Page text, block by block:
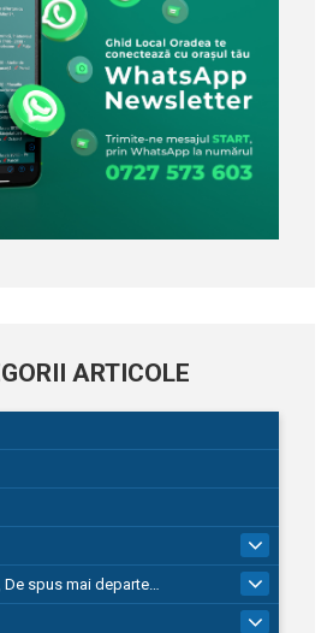
ARTICOLE
spus mai departe…
580